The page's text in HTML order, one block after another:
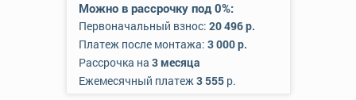
Можно в рассрочку под 0%:
Первоначальный взнос: 20 496 р.
Платеж после монтажа: 3 000 р.
Рассрочка на 3 месяца
Ежемесячный платеж3 555р.